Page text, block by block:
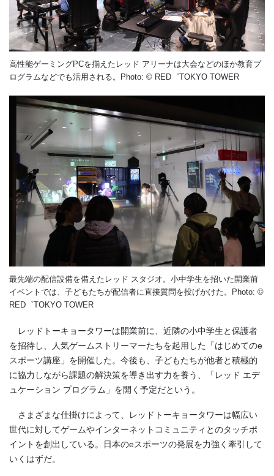
高性能ゲーミングPCを揃えたレッド アリーナは大会などのほか教育プ
ログラムなどでも活用される。Photo: © RED゜TOKYO TOWER
最先端の配信設備を備えたレッド スタジオ。小中学生を招いた開業前
イベントでは、子どもたちが配信者に直接質問を投げかけた。Photo: ©
RED゜TOKYO TOWER
レッドトーキョータワーは開業前に、近隣の小中学生と保護者
を招待し、人気ゲームストリーマーたちを起用した「はじめてのe
スポーツ講座」を開催した。今後も、子どもたちが他者と積極的
に協力しながら課題の解決策を導き出す力を養う、「レッド エデ
ュケーション プログラム」を開く予定だという。
さまざまな仕掛けによって、レッドトーキョータワーは幅広い
世代に対してゲームやインターネットコミュニティとのタッチポ
イントを創出している。日本のeスポーツの発展を力強く牽引して
いくはずだ。